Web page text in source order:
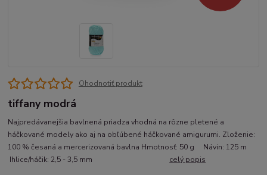
Ohodnotiť produkt
tiffany modrá
Najpredávanejšia bavlnená priadza vhodná na rôzne pletené a
háčkované modely ako aj na obľúbené háčkované amigurumi. Zloženie:
100 % česaná a mercerizovaná bavlna Hmotnosť: 50 g Návin: 125 m
Ihlice/háčik: 2,5 - 3,5 mm celý popis